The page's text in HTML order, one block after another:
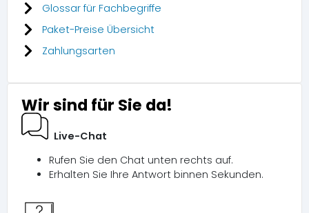
Glossar für Fachbegriffe
Paket-Preise Übersicht
Zahlungsarten
Wir sind für Sie da!
Live-Chat
Rufen Sie den Chat unten rechts auf.
Erhalten Sie Ihre Antwort binnen Sekunden.